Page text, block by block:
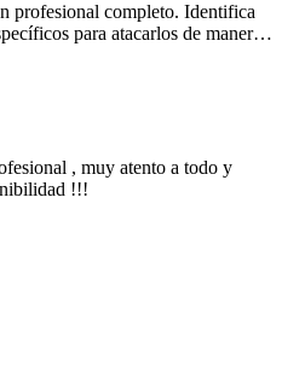
profesional completo. Identifica
para atacarlos de manera
buscando la mejora del
la libertad del Individuo.
, muy atento a todo y
!!!